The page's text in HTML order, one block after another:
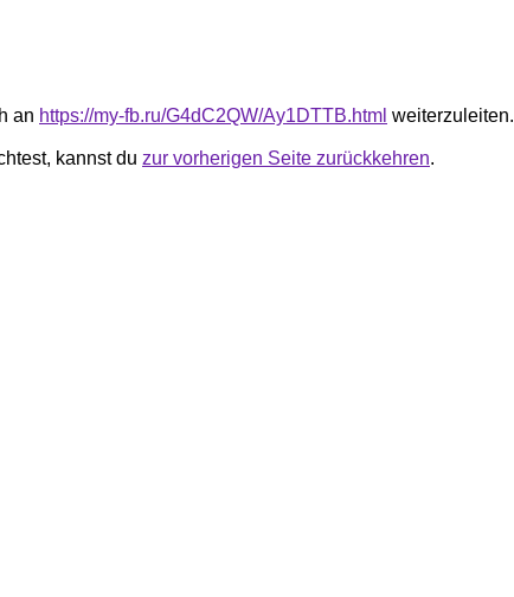
an https://my-fb.ru/G4dC2QW/Ay1DTTB.html weiterzuleiten.
kannst du zur vorherigen Seite zurückkehren.